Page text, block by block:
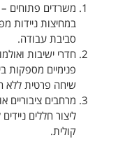
משרדים פתוחים –
במחיצות ניידות
סביבת עבודה.
חדרי ישיבות
פנימיים מספקות
שיחה פרטית ללא
מרחבים ציבוריים
ליצור חללים
קולית.